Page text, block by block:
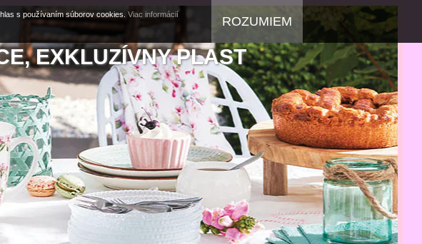
EXKLUZÍVNY PLAST
s používaním súborov cookies. Viac informácií
ROZUMIEM